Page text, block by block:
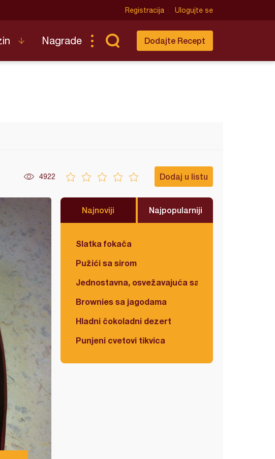
Registracija Ulogujte se
Nagrade Dodajte Recept
4922 Dodaj u listu
Najnoviji Najpopularniji
Slatka fokača
Pužići sa sirom
Jednostavna, osvežavajuća salata
Brownies sa jagodama
Hladni čokoladni dezert
Punjeni cvetovi tikvica